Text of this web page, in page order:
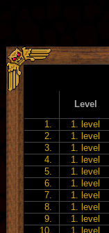
Level
1.
1. level
2.
1. level
3.
1. level
4.
1. level
5.
1. level
6.
1. level
7.
1. level
8.
1. level
9.
1. level
10.
1. level